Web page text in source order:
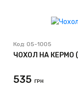
Код: 05-1005
ЧОХОЛ НА КЕРМО
535 ГРН